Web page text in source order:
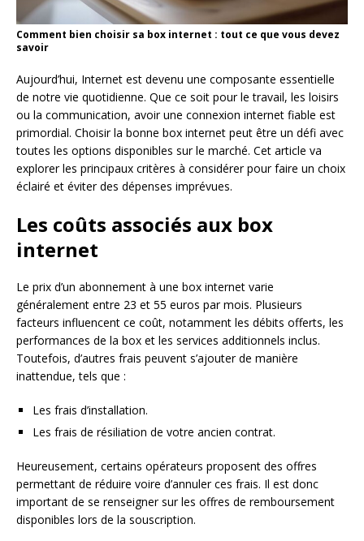
Comment bien choisir sa box internet : tout ce que vous devez
savoir
Aujourd’hui, Internet est devenu une composante essentielle
de notre vie quotidienne. Que ce soit pour le travail, les loisirs
ou la communication, avoir une connexion internet fiable est
primordial. Choisir la bonne box internet peut être un défi avec
toutes les options disponibles sur le marché. Cet article va
explorer les principaux critères à considérer pour faire un choix
éclairé et éviter des dépenses imprévues.
Les coûts associés aux box
internet
Le prix d’un abonnement à une box internet varie
généralement entre 23 et 55 euros par mois. Plusieurs
facteurs influencent ce coût, notamment les débits offerts, les
performances de la box et les services additionnels inclus.
Toutefois, d’autres frais peuvent s’ajouter de manière
inattendue, tels que :
Les frais d’installation.
Les frais de résiliation de votre ancien contrat.
Heureusement, certains opérateurs proposent des offres
permettant de réduire voire d’annuler ces frais. Il est donc
important de se renseigner sur les offres de remboursement
disponibles lors de la souscription.